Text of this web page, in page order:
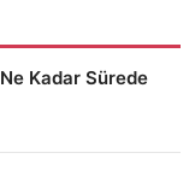
Kadar Sürede